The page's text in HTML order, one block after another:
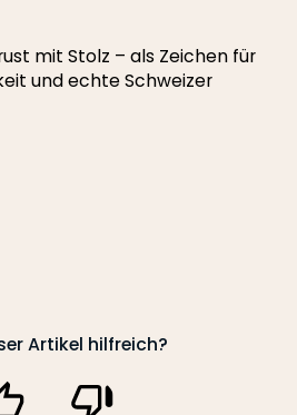
mit Stolz – als Zeichen für
und echte Schweizer
Artikel hilfreich?